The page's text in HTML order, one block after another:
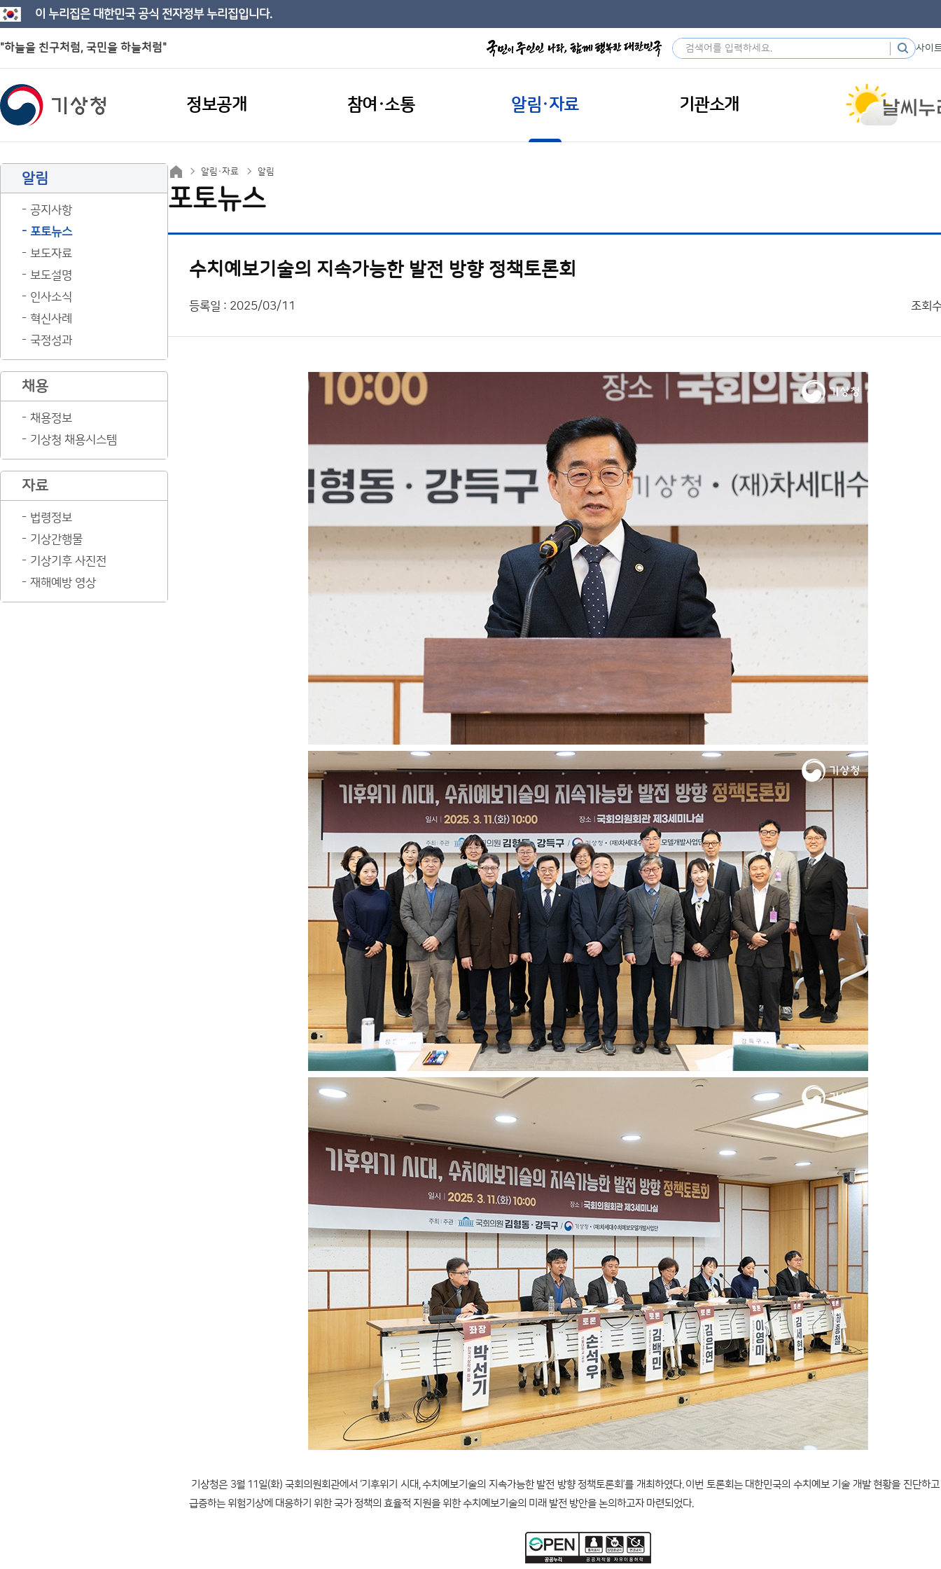
이 누리집은 대한민국 공식 전자정부 누리집입니다.
"하늘을 친구처럼, 국민을 하늘처럼" 사이
정보공개 참여·소통 알림·자료 기관소개
알림
공지사항
포토뉴스
보도자료
보도설명
인사소식
혁신사례
국정성과
채용
채용정보
기상청 채용시스템
자료
법령정보
기상간행물
기상기후 사진전
재해예방 영상
알림·자료 알림
포토뉴스
수치예보기술의 지속가능한 발전 방향 정책토론회
등록일 : 2025/03/11 조회
기상청은 3월 11일(화) 국회의원회관에서 ‘기후위기 시대, 수치예보기술의 지속가능한 발전 방향 정책토론회’를 개최하였다. 이번 토론회는 대한민국의 수치예보 기술 개발 현황을 진단하
급증하는 위험기상에 대응하기 위한 국가 정책의 효율적 지원을 위한 수치예보기술의 미래 발전 방안을 논의하고자 마련되었다.